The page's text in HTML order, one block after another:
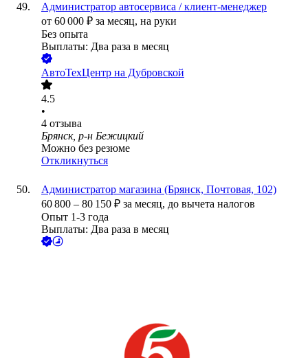
Администратор автосервиса / клиент-менеджер
от 60 000 ₽ за месяц, на руки
Без опыта
Выплаты: Два раза в месяц
АвтоТехЦентр на Дубровской
4.5
•
4 отзыва
Брянск, р-н Бежицкий
Можно без резюме
Откликнуться
Администратор магазина (Брянск, Почтовая, 102)
60 800 – 80 150 ₽ за месяц, до вычета налогов
Опыт 1-3 года
Выплаты: Два раза в месяц